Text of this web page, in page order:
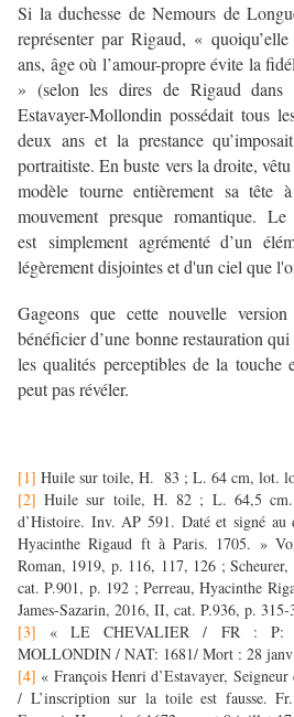
Si la duchesse de Nemours de
représenter par Rigaud, «
ans, âge où l’amour-propre évite la
» (selon les dires de Rigaud dans
Estavayer-Mollondin possédait tous
deux ans et la prestance
portraitiste. En buste vers la droite,
modèle tourne entièrement sa tête
mouvement presque romantique.
est simplement agrémenté d’un
légèrement disjointes et d'un ciel que
Gageons que cette nouvelle
bénéficier d’une bonne restauration
les qualités perceptibles de la touche
peut pas révéler.
[1] Huile sur toile, H. 83 ; L. 64 cm, lot.
[2] Huile sur toile, H. 82 ; L. 64,5 cm.
d’Histoire. Inv. AP 591. Daté et signé
Hyacinthe Rigaud ft à Paris. 1705. »
Roman, 1919, p. 116, 117, 126 ;
cat. P.901, p. 192 ; Perreau, Hyacinthe
James-Sazarin, 2016, II, cat. P.936, p. 315-
[3] « LE CHEVALIER / FR : P:
MOLLONDIN / NAT: 1681/ Mort : 28
[4] « François Henri d’Estavayer,
/ L’inscription sur la toile est fausse.